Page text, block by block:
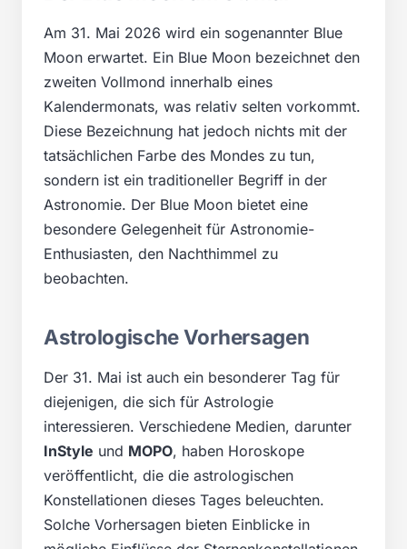
Am 31. Mai 2026 wird ein sogenannter Blue
Moon erwartet. Ein Blue Moon bezeichnet den
zweiten Vollmond innerhalb eines
Kalendermonats, was relativ selten vorkommt.
Diese Bezeichnung hat jedoch nichts mit der
tatsächlichen Farbe des Mondes zu tun,
sondern ist ein traditioneller Begriff in der
Astronomie. Der Blue Moon bietet eine
besondere Gelegenheit für Astronomie-
Enthusiasten, den Nachthimmel zu
beobachten.
Astrologische Vorhersagen
Der 31. Mai ist auch ein besonderer Tag für
diejenigen, die sich für Astrologie
interessieren. Verschiedene Medien, darunter
InStyle und MOPO, haben Horoskope
veröffentlicht, die die astrologischen
Konstellationen dieses Tages beleuchten.
Solche Vorhersagen bieten Einblicke in